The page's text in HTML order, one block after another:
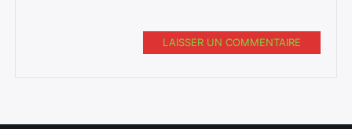
LAISSER UN COMMENTAIRE